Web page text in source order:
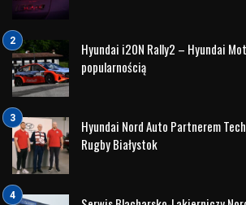
Hyundai i20N Rally2 – Hyundai
popularnością
Hyundai Nord Auto Partnerem
Rugby Białystok